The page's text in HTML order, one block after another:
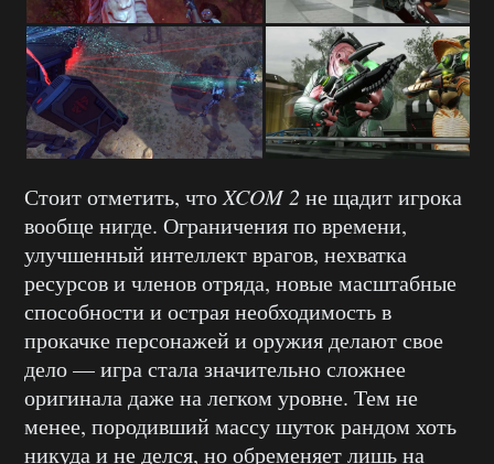
Стоит отметить, чтоXCOM 2 не щадит игрока
вообще нигде. Ограничения по времени,
улучшенный интеллект врагов, нехватка
ресурсов и членов отряда, новые масштабные
способности и острая необходимость в
прокачке персонажей и оружия делают свое
дело — игра стала значительно сложнее
оригинала даже на легком уровне. Тем не
менее, породивший массу шуток рандом хоть
никуда и не делся, но обременяет лишь на